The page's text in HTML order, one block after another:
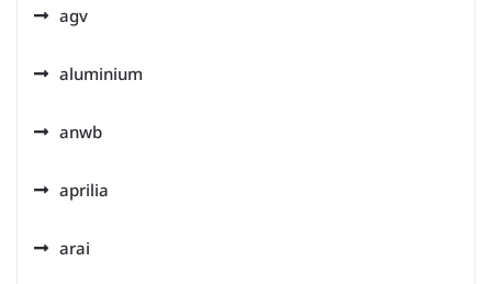
agv
aluminium
anwb
aprilia
arai